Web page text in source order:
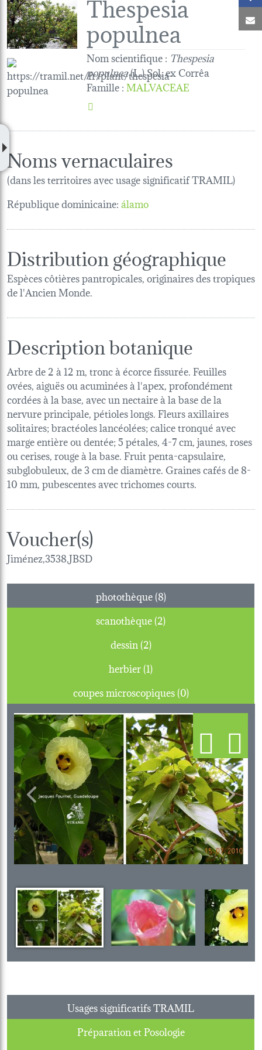
populnea
Nom scientifique : Thespesia
populnea(L.) Sol. ex Corrêa
Famille:MALVACEAE
Noms vernaculaires
(dans les territoires avec usage significatif TRAMIL)
République dominicaine:álamo
Distribution géographique
Espèces côtières pantropicales, originaires des tropiques
de l'Ancien Monde.
Description botanique
Arbre de 2 à 12 m, tronc à écorce fissurée. Feuilles
ovées, aiguës ou acuminées à l'apex, profondément
cordées à la base, avec un nectaire à la base de la
nervure principale, pétioles longs. Fleurs axillaires
solitaires; bractéoles lancéolées; calice tronqué avec
marge entière ou dentée; 5 pétales, 4-7 cm, jaunes, roses
ou cerises, rouge à la base. Fruit penta-capsulaire,
subglobuleux, de 3 cm de diamètre. Graines cafés de 8-
10 mm, pubescentes avec trichomes courts.
Voucher(s)
Jiménez,3538,JBSD
photothèque (8)
scanothèque (2)
dessin (2)
herbier (1)
coupes microscopiques (0)
Previous Next
Usages significatifs TRAMIL
Préparation et Posologie